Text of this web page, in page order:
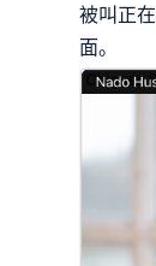
被叫正
面。